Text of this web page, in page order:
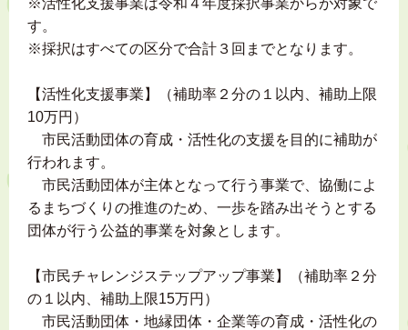
※活性化支援事業は令和４年度採択事業からが対象で
す。
※採択はすべての区分で合計３回までとなります。
【活性化支援事業】（補助率２分の１以内、補助上限
10万円）
市民活動団体の育成・活性化の支援を目的に補助が
行われます。
市民活動団体が主体となって行う事業で、協働によ
るまちづくりの推進のため、一歩を踏み出そうとする
団体が行う公益的事業を対象とします。
【市民チャレンジステップアップ事業】（補助率２分
の１以内、補助上限15万円）
市民活動団体・地縁団体・企業等の育成・活性化の